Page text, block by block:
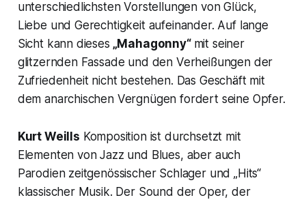
unterschiedlichsten Vorstellungen von Glück,
Liebe und Gerechtigkeit aufeinander. Auf lange
Sicht kann dieses „Mahagonny“ mit seiner
glitzernden Fassade und den Verheißungen der
Zufriedenheit nicht bestehen. Das Geschäft mit
dem anarchischen Vergnügen fordert seine Opfer.
Kurt Weills Komposition ist durchsetzt mit
Elementen von Jazz und Blues, aber auch
Parodien zeitgenössischer Schlager und „Hits“
klassischer Musik. Der Sound der Oper, der